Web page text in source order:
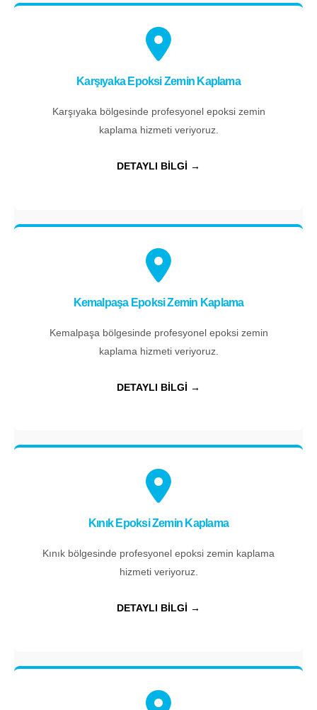
Karşıyaka Epoksi Zemin Kaplama
Karşıyaka bölgesinde profesyonel epoksi zemin
kaplama hizmeti veriyoruz.
DETAYLI BİLGİ →
Kemalpaşa Epoksi Zemin Kaplama
Kemalpaşa bölgesinde profesyonel epoksi zemin
kaplama hizmeti veriyoruz.
DETAYLI BİLGİ →
Kınık Epoksi Zemin Kaplama
Kınık bölgesinde profesyonel epoksi zemin kaplama
hizmeti veriyoruz.
DETAYLI BİLGİ →